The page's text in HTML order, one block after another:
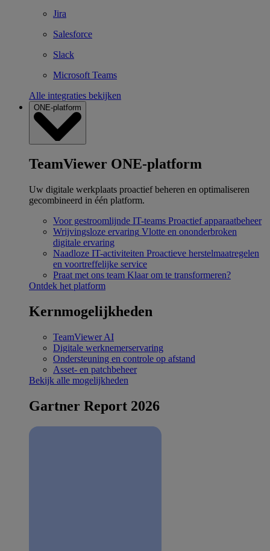
Jira
Salesforce
Slack
Microsoft Teams
Alle integraties bekijken
ONE-platform
TeamViewer ONE-platform
Uw digitale werkplaats proactief beheren en optimaliseren
gecombineerd in één platform.
Voor gestroomlijnde IT-teams Proactief apparaatbeheer
Wrijvingsloze ervaring Vlotte en ononderbroken
digitale ervaring
Naadloze IT-activiteiten Proactieve herstelmaatregelen
en voortreffelijke service
Praat met ons team Klaar om te transformeren?
Ontdek het platform
Kernmogelijkheden
TeamViewer AI
Digitale werknemerservaring
Ondersteuning en controle op afstand
Asset- en patchbeheer
Bekijk alle mogelijkheden
Gartner Report 2026